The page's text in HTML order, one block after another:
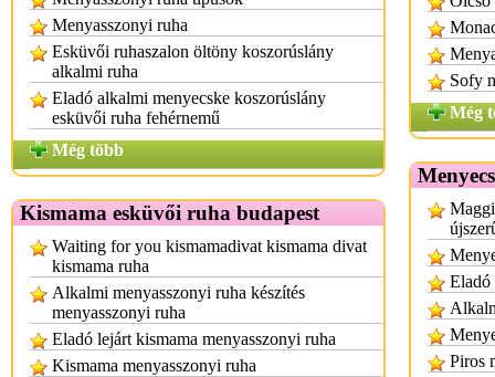
Menyasszonyi ruha
Esküvői ruhaszalon öltöny koszorúslány
alkalmi ruha
Eladó alkalmi menyecske koszorúslány
esküvői ruha fehérnemű
Még több
Kismama esküvői ruha budapest
Waiting for you kismamadivat kismama divat
kismama ruha
Alkalmi menyasszonyi ruha készítés
menyasszonyi ruha
Eladó lejárt kismama menyasszonyi ruha
Kismama menyasszonyi ruha
Sofy
Még
Eladó
Piros